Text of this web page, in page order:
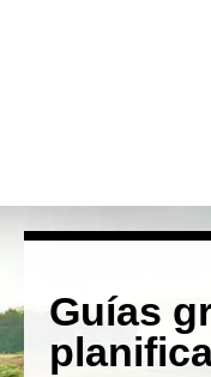
Guías